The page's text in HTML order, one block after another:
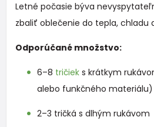
Letné počasie býva
zbaliť oblečenie do tepla, chladu
Odporúčané množstvo:
6–8 tričiek s krátkym
alebo funkčného materiálu)
2–3 tričká s dlhým rukávom